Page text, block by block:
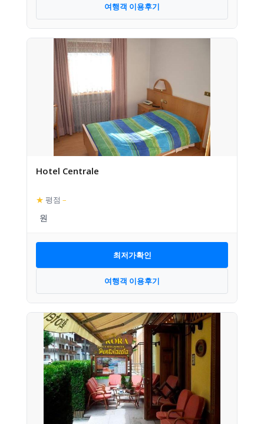
여행객 이용후기
Hotel Centrale
★ 평점 –
최저가확인
여행객 이용후기